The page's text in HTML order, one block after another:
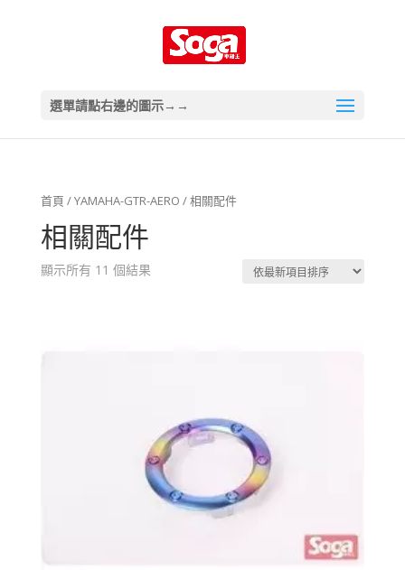
選單請點右邊的圖示→→
首頁 /YAMAHA-GTR-AERO / 相關配件
相關配件
顯示所有 11 個結果